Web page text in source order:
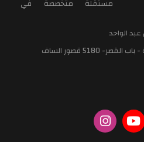
مستقلة متخصصة في
الواحد